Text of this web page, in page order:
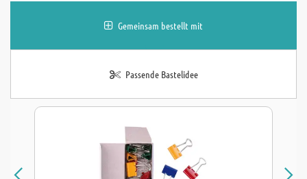
Gemeinsam bestellt mit
Passende Bastelidee